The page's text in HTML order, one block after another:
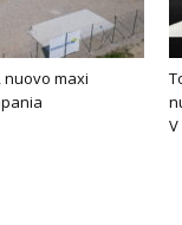
nuovo maxi
V